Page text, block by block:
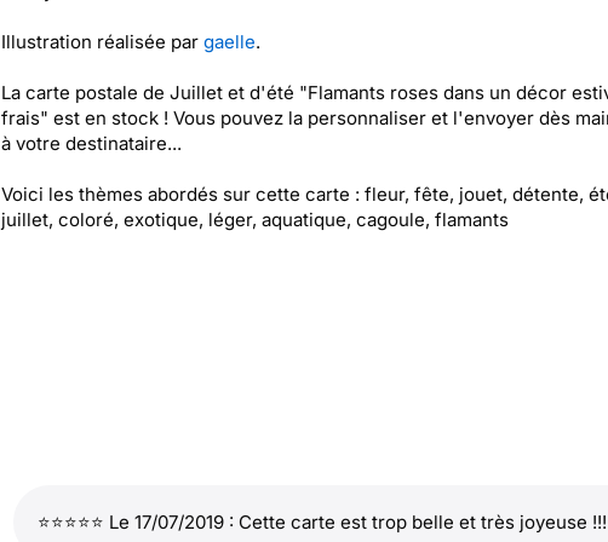
Illustration réalisée par gaelle.
La carte postale de Juillet et d'été "Flamants roses dans un décor
frais" est en stock ! Vous pouvez la personnaliser et l'envoyer dès
à votre destinataire...
Voici les thèmes abordés sur cette carte : fleur, fête, jouet, détente,
juillet, coloré, exotique, léger, aquatique, cagoule, flamants
⭐⭐⭐⭐⭐ Le 17/07/2019 : Cette carte est trop belle et très joyeuse !!!